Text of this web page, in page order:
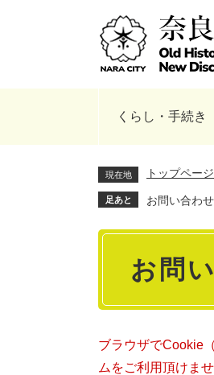
くらし・手続き
現在地 トップページ
足あと お問い合わせ
本
お問
ブラウザでCookie
ムをご利用頂けませ